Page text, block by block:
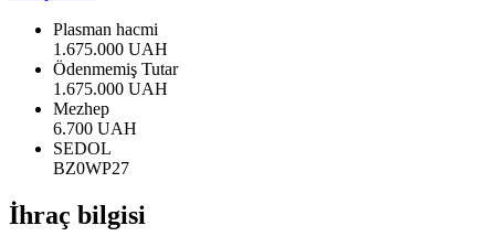
Plasman hacmi
1.675.000 UAH
Ödenmemiş Tutar
1.675.000 UAH
Mezhep
6.700 UAH
SEDOL
BZ0WP27
İhraç bilgisi